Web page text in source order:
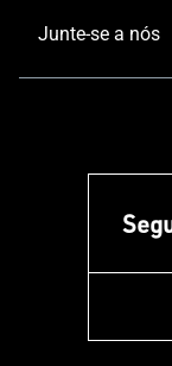
Junte-se a nós